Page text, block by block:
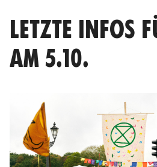
LETZTE INFOS
AM 5.10.